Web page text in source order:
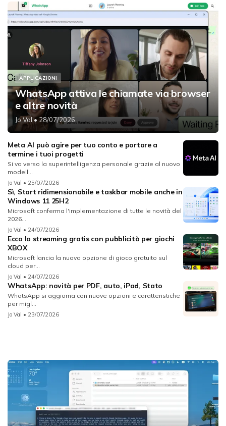
APPLICAZIONI
WhatsApp attiva le chiamate via browser
e altre novità
Jo Val• 28/07/2026
Meta AI può agire per tuo conto e portare a
termine i tuoi progetti
Si va verso la superintelligenza personale grazie al nuovo
modell...
Jo Val • 25/07/2026
Sì, Start ridimensionabile e taskbar mobile anche in
Windows 11 25H2
Microsoft conferma l'implementazione di tutte le novità del
2026...
Jo Val • 24/07/2026
Ecco lo streaming gratis con pubblicità per giochi
XBOX
Microsoft lancia la nuova opzione di gioco gratuito sul
cloud per...
Jo Val • 24/07/2026
WhatsApp: novità per PDF, auto, iPad, Stato
WhatsApp si aggiorna con nuove opzioni e caratteristiche
per migl...
Jo Val • 23/07/2026